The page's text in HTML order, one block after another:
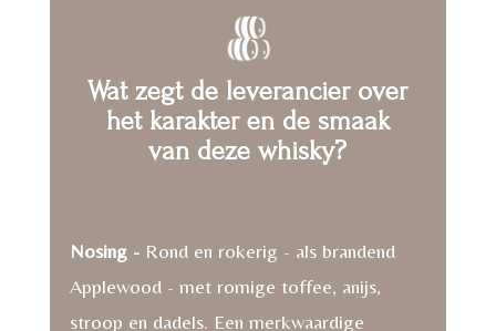
Wat zegt de leverancier over
het karakter en de smaak
van deze whisky?
Nosing - Rond en rokerig - als brandend
Applewood - met romige toffee, anijs,
stroop en dadels. Een merkwaardige